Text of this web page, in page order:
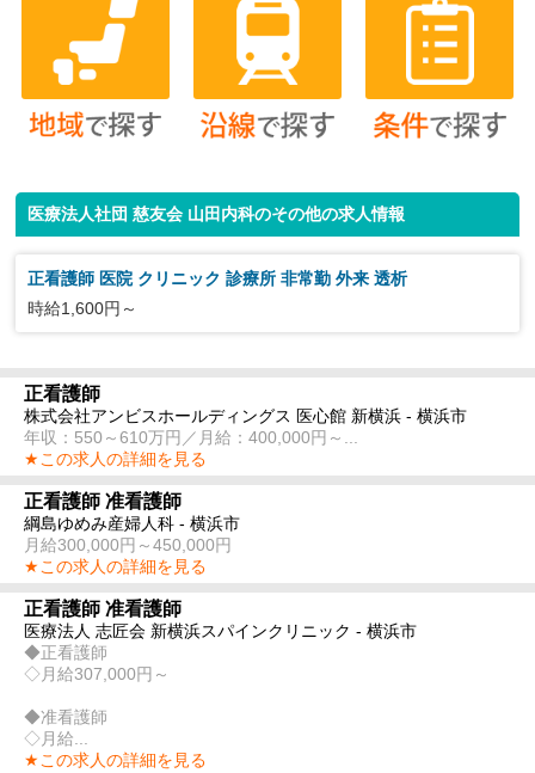
医療法人社団 慈友会 山田内科のその他の求人情報
正看護師 医院 クリニック 診療所 非常勤 外来 透析
時給1,600円～
正看護師
株式会社アンビスホールディングス 医心館 新横浜 - 横浜市
年収：550～610万円／月給：400,000円～...
★この求人の詳細を見る
正看護師 准看護師
綱島ゆめみ産婦人科 - 横浜市
月給300,000円～450,000円
★この求人の詳細を見る
正看護師 准看護師
医療法人 志匠会 新横浜スパインクリニック - 横浜市
◆正看護師
◇月給307,000円～
◆准看護師
◇月給...
★この求人の詳細を見る